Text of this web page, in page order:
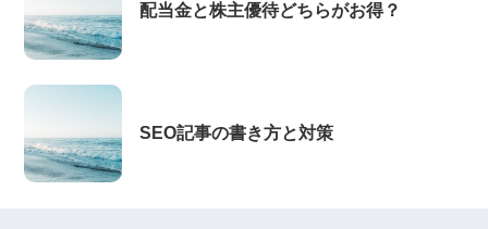
配当金と株主優待どちらがお得？
SEO記事の書き方と対策